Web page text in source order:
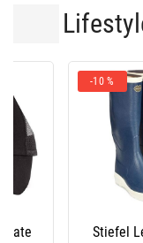
Stiefel Le